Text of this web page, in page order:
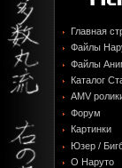
Главная
Файлы
Файлы
Каталог
AMV
Форум
Картинки
Юзер /
О Наруто